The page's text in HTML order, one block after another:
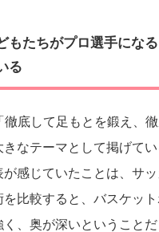
もたちがプロ選手にな
る
徹底して足もとを鍛え、
きなテーマとして掲げて
が感じていたことは、サ
比較すると、バスケット
、奥が深いということ